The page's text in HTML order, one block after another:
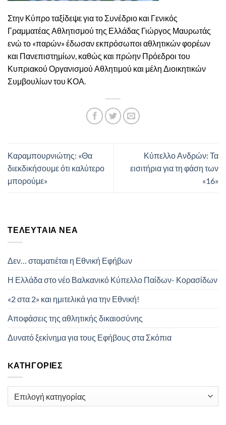
Στην Κύπρο ταξίδεψε για το Συνέδριο και Γενικός
Γραμματέας Αθλητισμού της Ελλάδας Γιώργος Μαυρωτάς
ενώ το «παρών» έδωσαν εκπρόσωποι αθλητικών φορέων
και Πανεπιστημίων, καθώς και πρώην Πρόεδροι του
Κυπριακού Οργανισμού Αθλητιμού και μέλη Διοικητικών
Συμβουλίων του ΚΟΑ.
Καραμπουρνιώτης: «Θα
διεκδικήσουμε ότι καλύτερο
μπορούμε»
Κύπελλο Ανδρών: Τα
εισιτήρια για τη φάση των
«16»
ΤΕΛΕΥΤΑΊΑ ΝΈΑ
Δεν… σταματιέται η Εθνική Εφήβων
Η Ελλάδα στο νέο Βαλκανικό Κύπελλο Παίδων- Κορασίδων
«2 στα 2» και ημιτελικά για την Εθνική!
Αποφάσεις της αθλητικής δικαιοσύνης
Δυνατό ξεκίνημα για τους Εφήβους στα Σκόπια
KΑΤΗΓΟΡΊΕΣ
Kατηγορίες